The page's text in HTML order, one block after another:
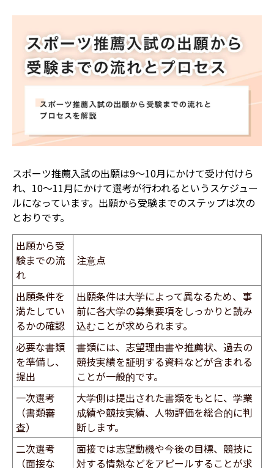
スポーツ推薦入試の出願は9〜10月にかけて受け付けら
れ、10〜11月にかけて選考が行われるというスケジュー
ルになっています。 出願から受験までのステップは次の
とおりです。
出願から受
験までの流
れ
注意点
出願条件を
満たしてい
るかの確認
出願条件は大学によって異なるため、事
前に各大学の募集要項をしっかりと読み
込むことが求められます。
必要な書類
を準備し、
提出
書類には、志望理由書や推薦状、過去の
競技実績を証明する資料などが含まれる
ことが一般的です。
一次選考
（書類審
査）
大学側は提出された書類をもとに、学業
成績や競技実績、人物評価を総合的に判
断します。
二次選考
（面接な
面接では志望動機や今後の目標、競技に
対する情熱などをアピールすることが求